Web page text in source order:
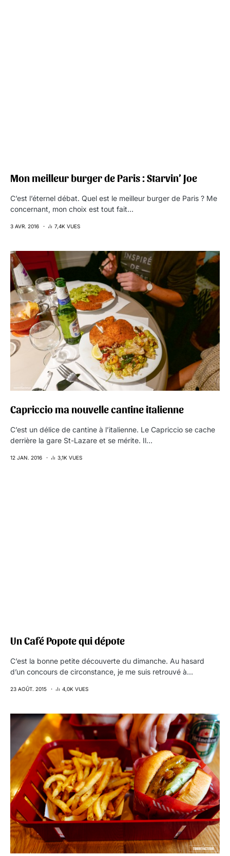
Mon meilleur burger de Paris : Starvin’ Joe
C’est l’éternel débat. Quel est le meilleur burger de Paris ? Me
concernant, mon choix est tout fait…
3 AVR. 2016 7,4K VUES
Capriccio ma nouvelle cantine italienne
C’est un délice de cantine à l’italienne. Le Capriccio se cache
derrière la gare St-Lazare et se mérite. Il…
12 JAN. 2016 3,1K VUES
Un Café Popote qui dépote
C’est la bonne petite découverte du dimanche. Au hasard
d’un concours de circonstance, je me suis retrouvé à…
23 AOÛT. 2015 4,0K VUES